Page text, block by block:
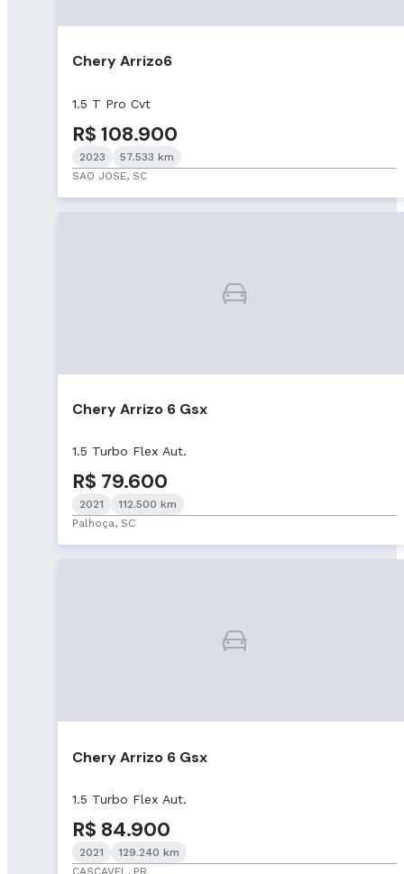
Chery Arrizo6
1.5 T Pro Cvt
R$ 108.900
2023
57.533 km
SAO JOSE, SC
Chery Arrizo 6 Gsx
1.5 Turbo Flex Aut.
R$ 79.600
2021
112.500 km
Palhoça, SC
Chery Arrizo 6 Gsx
1.5 Turbo Flex Aut.
R$ 84.900
2021
129.240 km
CASCAVEL, PR